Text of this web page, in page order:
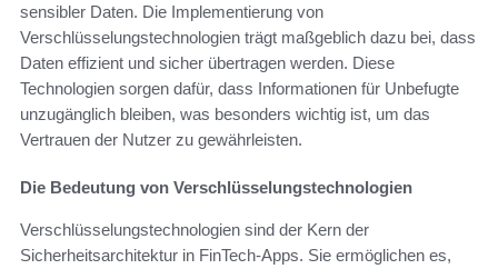
sensibler Daten. Die Implementierung von
Verschlüsselungstechnologien trägt maßgeblich dazu bei, dass
Daten effizient und sicher übertragen werden. Diese
Technologien sorgen dafür, dass Informationen für Unbefugte
unzugänglich bleiben, was besonders wichtig ist, um das
Vertrauen der Nutzer zu gewährleisten.
Die Bedeutung von Verschlüsselungstechnologien
Verschlüsselungstechnologien sind der Kern der
Sicherheitsarchitektur in FinTech-Apps. Sie ermöglichen es,